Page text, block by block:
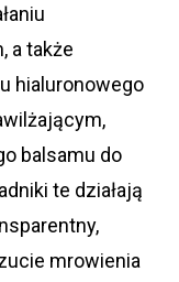
a także
hialuronowego
balsamu do
te działają
mrowienia